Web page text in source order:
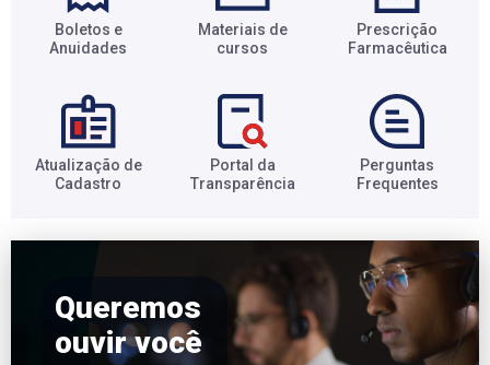
Boletos e
Anuidades​
Materiais de
cursos​
Prescrição
Farmacêutica​
Atualização de
Cadastro​
Portal da
Transparência​
Perguntas
Frequentes​
Queremos
ouvir você